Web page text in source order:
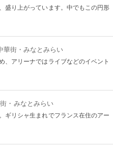
盛り上がっています。中でもこの円形
華街・みなとみらい
、アリーナではライブなどのイベント
・みなとみらい
ギリシャ生まれでフランス在住のアー